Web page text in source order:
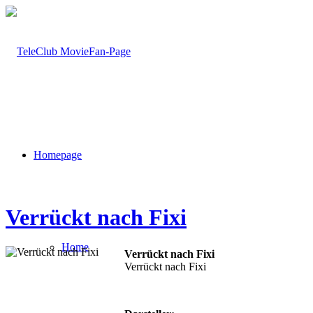
Homepage
Home
Verrückt nach Fixi
Verrückt nach Fixi
Verrückt nach Fixi